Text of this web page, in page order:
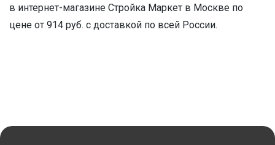
в интернет-магазине Стройка Маркет в Москве по
цене от 914 руб. с доставкой по всей России.